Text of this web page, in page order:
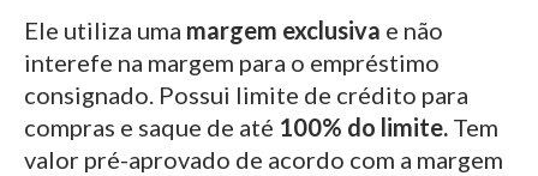
Ele utiliza uma margem exclusiva e não
interefe na margem para o empréstimo
consignado. Possui limite de crédito para
compras e saque de até 100% do limite. Tem
valor pré-aprovado de acordo com a margem